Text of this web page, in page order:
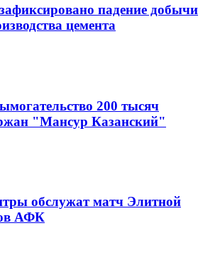
падение добычи
цемента
200 тысяч
"Мансур Казанский"
обслужат матч Элитной
АФК